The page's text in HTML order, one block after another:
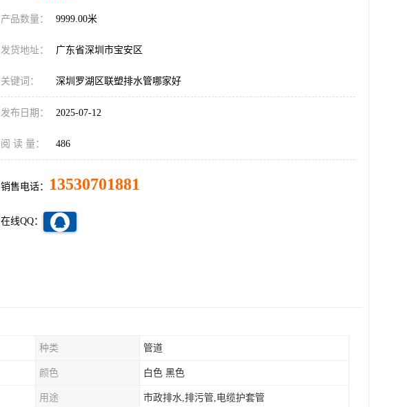
产品数量： 9999.00米
发货地址： 广东省深圳市宝安区
关键词： 深圳罗湖区联塑排水管哪家好
发布日期： 2025-07-12
阅 读 量： 486
销售电话： 13530701881
在线QQ：
种类 管道
颜色 白色 黑色
用途 市政排水,排污管,电缆护套管